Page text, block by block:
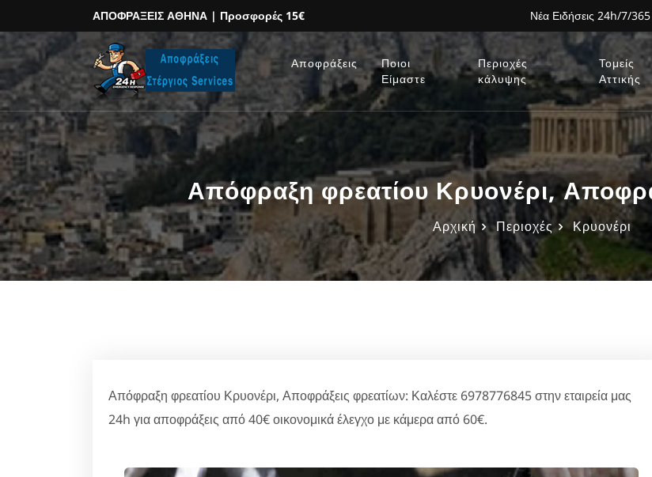
ΑΠΟΦΡΑΞΕΙΣ ΑΘΗΝΑ | Προσφορές 15€ Νέα Ειδήσεις 24h/7/365
Αποφράξεις
Ποιοι
Είμαστε
Περιοχές
κάλυψης
Τομείς
Αττικής
Απόφραξη φρεατίου Κρυονέρι,
Αρχική Περιοχές Κρυονέρι
Απόφραξη φρεατίου Κρυονέρι, Αποφράξεις φρεατίων: Καλέστε 6978776845 στην εταιρεία μας
24h για αποφράξεις από 40€ οικονομικά έλεγχο με κάμερα από 60€.